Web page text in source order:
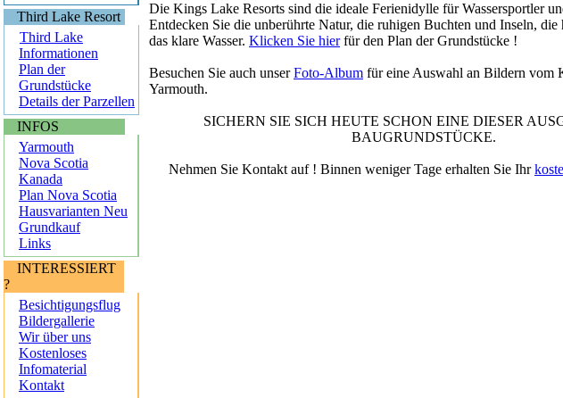
Third Lake Resort
Third Lake
Informationen
Plan der
Grundstücke
Details der Parzellen
INFOS
Yarmouth
Nova Scotia
Kanada
Plan Nova Scotia
Hausvarianten Neu
Grundkauf
Links
INTERESSIERT
?
Besichtigungsflug
Bildergallerie
Wir über uns
Kostenloses
Infomaterial
Kontakt
Die Kings Lake Resorts sind die ideale Ferienidylle für Wassersportler
Entdecken Sie die unberührte Natur, die ruhigen Buchten und Inseln, die
das klare Wasser. Klicken Sie hierfür den Plan der Grundstücke !
Besuchen Sie auch unserFoto-Album für eine Auswahl an Bildern vom
Yarmouth.
SICHERN SIE SICH HEUTE SCHON EINE DIESER
BAUGRUNDSTÜCKE.
Nehmen Sie Kontakt auf ! Binnen weniger Tage erhalten Sie Ihr